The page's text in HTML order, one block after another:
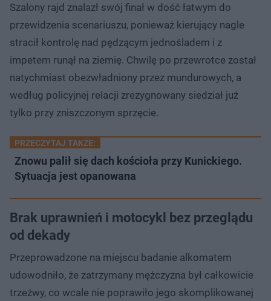
Szalony rajd znalazł swój finał w dość łatwym do
przewidzenia scenariuszu, ponieważ kierujący nagle
stracił kontrolę nad pędzącym jednośladem i z
impetem runął na ziemię. Chwilę po przewrotce został
natychmiast obezwładniony przez mundurowych, a
według policyjnej relacji zrezygnowany siedział już
tylko przy zniszczonym sprzęcie.
PRZECZYTAJ TAKŻE:
Znowu palił się dach kościoła przy Kunickiego.
Sytuacja jest opanowana
Brak uprawnień i motocykl bez przeglądu
od dekady
Przeprowadzone na miejscu badanie alkomatem
udowodniło, że zatrzymany mężczyzna był całkowicie
trzeźwy, co wcale nie poprawiło jego skomplikowanej